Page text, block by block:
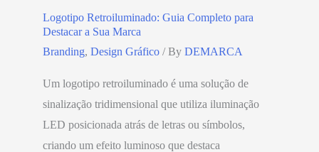
Logotipo Retroiluminado: Guia Completo para
Destacar a Sua Marca
Branding, Design Gráfico / By DEMARCA
Um logotipo retroiluminado é uma solução de
sinalização tridimensional que utiliza iluminação
LED posicionada atrás de letras ou símbolos,
criando um efeito luminoso que destaca